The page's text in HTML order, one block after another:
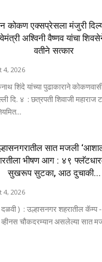
कोकण एक्सप्रेसला मंजुरी
अश्विनी वैष्णव यांचा
वतीने सत्कार
4, 2026
शिंदे यांच्या पुढाकाराने
दि. ४ : छत्रपती शिवाजी महाराज
सात मजली
भीषण आग : ४९
सुखरूप सुटका, आठ दुचाकी...
4, 2026
) : उल्हासनगर शहरातील कॅम्प
चौकदरम्यान असलेल्या सात